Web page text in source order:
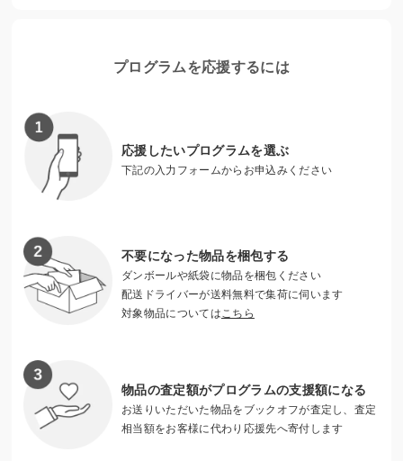
期的な支援活動も行っています。特に、防災事業では、「レ
支援を重視しています。
世界190以上の国と地域に広がる赤十字運動は、幅広い分野
で活動を展開しています。こうした活動は、「救いたい」と
いう多くの皆さまの温かいご寄付によって支えられていま
ろしくお願いいたします。
【お申込み方法】お申込みの際に支援したい支部をご選択く
ださい。
※本支援は申込者様の所有する物品をブックオフコーポレー
ション株式会社に贈与し、その買取価格相当額が日本赤十字
社に寄付されるものです。従い、日本赤十字社からの受領証
プログラムを応援するには
応援したいプログラムを選ぶ
下記の入力フォームからお申込みください
不要になった物品を梱包する
ダンボールや紙袋に物品を梱包ください
配送ドライバーが送料無料で集荷に伺います
対象物品については こちら
物品の査定額がプログラムの支援額になる
お送りいただいた物品をブックオフが査定し、査定
相当額をお客様に代わり応援先へ寄付します